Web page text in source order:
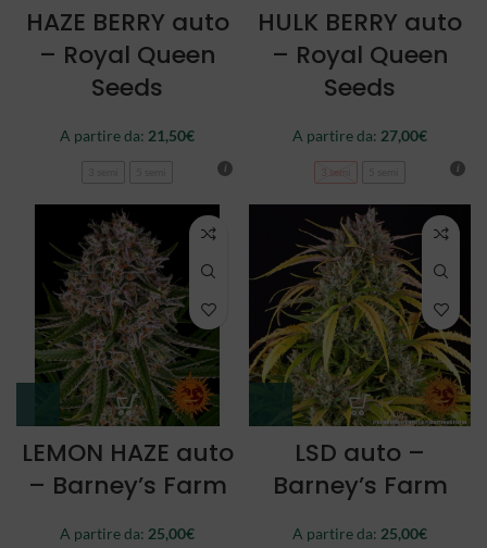
HAZE BERRY auto
– Royal Queen
Seeds
A partire da: 21,50€
HULK BERRY auto
– Royal Queen
Seeds
A partire da: 27,00€
3 semi
LEMON HAZE auto
– Barney’s Farm
A partire da: 25,00€
LSD auto –
Barney’s Farm
A partire da: 25,00€